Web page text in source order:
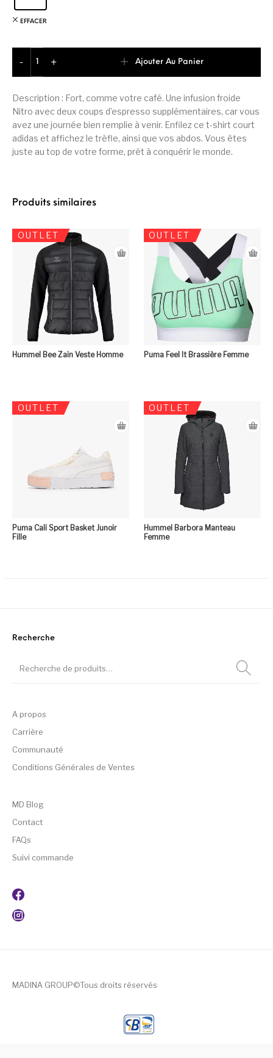
Description : Fort, comme votre café. Une infusion froide
Nitro avec deux coups d’espresso supplémentaires, car vous
avez une journée bien remplie à venir. Enfilez ce t-shirt court
adidas et affichez le trèfle, ainsi que vos abdos. Vous êtes
juste au top de votre forme, prêt à conquérir le monde.
EFFACER
-
+
Ajouter Au Panier
Produits similaires
OUTLET
Hummel Bee Zain Veste Homme
OUTLET
Puma Feel It Brassière Femme
OUTLET
Puma Cali Sport Basket Junoir
Fille
OUTLET
Hummel Barbora Manteau
Femme
Recherche
A propos
Carrière
Communauté
Conditions Générales de Ventes
MD Blog
Contact
FAQs
Suivi commande
MADINA GROUP©Tous droits réservés